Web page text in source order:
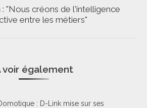
Onglet
: "Nous créons de l'intelligence
entre les métiers"
voir également
: D-Link mise sur ses